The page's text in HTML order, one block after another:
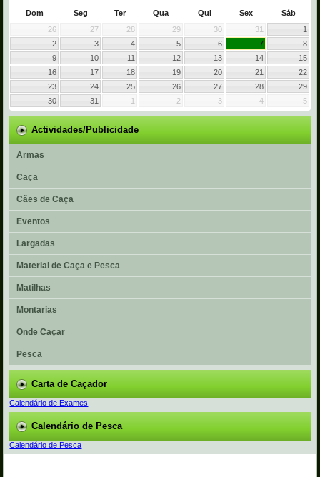
Dom Seg Ter Qua Qui Sex
Sáb
26
27 28 29 30 31
1
2
3 4 5 6 7
8
9
10 11 12 13 14
15
16
17 18 19 20 21
22
23
24 25 26 27 28
29
30
31 1 2 3 4 5
Actividades/Publicidade
Armas
Caça
Cães de Caça
Eventos
Largadas
Material de Caça e Pesca
Matilhas
Montarias
Onde Caçar
Pesca
Carta de Caçador
Calendário de Exames
Calendário de Pesca
Calendário de Pesca